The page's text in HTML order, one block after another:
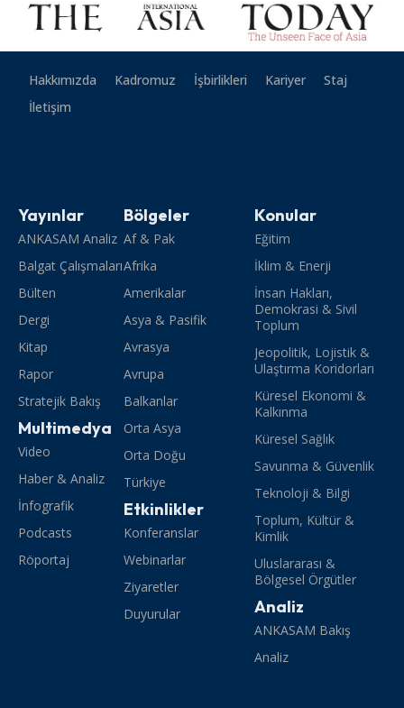
Hakkımızda Kadromuz İşbirlikleri Kariyer
Staj
İletişim
Yayınlar
ANKASAM Analiz
Balgat Çalışmaları
Bülten
Dergi
Kitap
Rapor
Stratejik Bakış
Multimedya
Video
Haber & Analiz
İnfografik
Podcasts
Röportaj
Bölgeler
Af & Pak
Afrika
Amerikalar
Asya & Pasifik
Avrasya
Avrupa
Balkanlar
Orta Asya
Orta Doğu
Türkiye
Etkinlikler
Konferanslar
Webinarlar
Ziyaretler
Duyurular
Konular
Eğitim
İklim & Enerji
İnsan Hakları,
Demokrasi & Sivil
Toplum
Jeopolitik, Lojistik &
Ulaştırma Koridorları
Küresel Ekonomi &
Kalkınma
Küresel Sağlık
Savunma & Güvenlik
Teknoloji & Bilgi
Toplum, Kültür &
Kimlik
Uluslararası &
Bölgesel Örgütler
Analiz
ANKASAM Bakış
Analiz